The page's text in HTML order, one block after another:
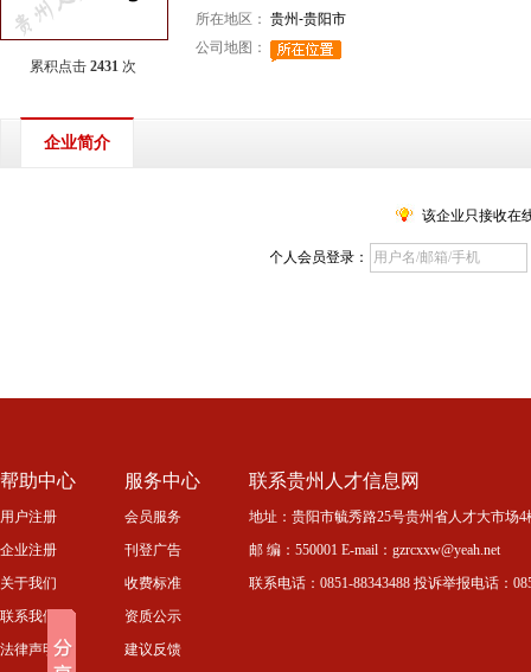
累积点击 2431 次
所在地区： 贵州-贵阳市
公司地图：
企业简介
该企业只接收在
个人会员登录：
帮助中心
用户注册
企业注册
关于我们
联系我们
法律声明
服务中心
会员服务
刊登广告
收费标准
资质公示
建议反馈
联系贵州人才信息网
地址：贵阳市毓秀路25号贵州省人才大市场
邮 编：550001 E-mail：gzrcxxw@yeah.net
联系电话：0851-88343488 投诉举报电话：